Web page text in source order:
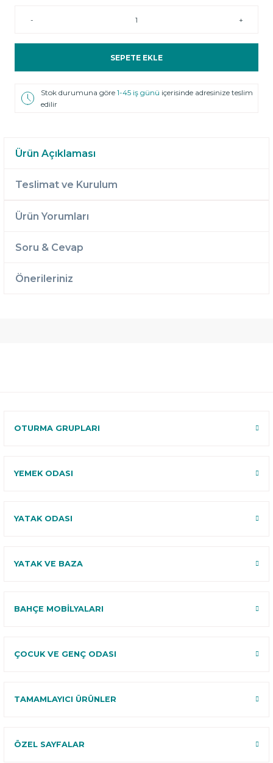
- +
SEPETE EKLE
Stok durumuna göre1-45 iş günü içerisinde adresinize teslim
edilir
Ürün Açıklaması
Teslimat ve Kurulum
Ürün Yorumları
Soru & Cevap
Önerileriniz
OTURMA GRUPLARI
YEMEK ODASI
YATAK ODASI
YATAK VE BAZA
BAHÇE MOBİLYALARI
ÇOCUK VE GENÇ ODASI
TAMAMLAYICI ÜRÜNLER
ÖZEL SAYFALAR